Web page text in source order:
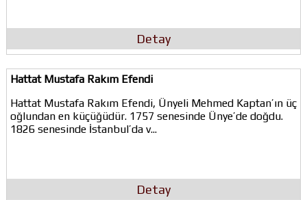
Detay
Hattat Mustafa Rakım Efendi
Hattat Mustafa Rakım Efendi, Ünyeli Mehmed Kaptan’ın üç
oğlundan en küçüğüdür. 1757 senesinde Ünye’de doğdu.
1826 senesinde İstanbul’da v...
Detay